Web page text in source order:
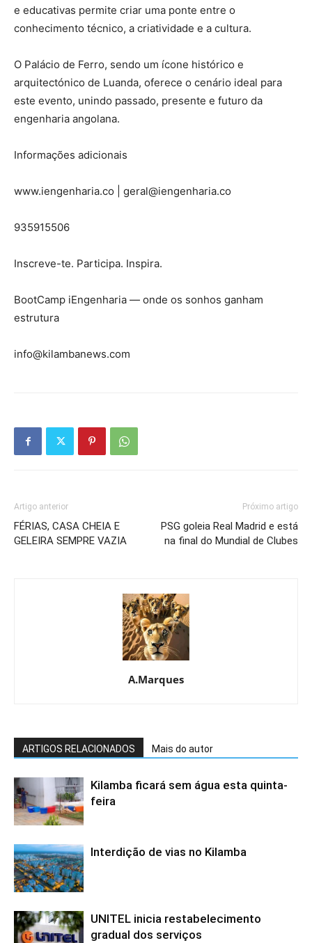
e educativas permite criar uma ponte entre o
conhecimento técnico, a criatividade e a cultura.
O Palácio de Ferro, sendo um ícone histórico e
arquitectónico de Luanda, oferece o cenário ideal para
este evento, unindo passado, presente e futuro da
engenharia angolana.
Informações adicionais
www.iengenharia.co | geral@iengenharia.co
935915506
Inscreve-te. Participa. Inspira.
BootCamp iEngenharia — onde os sonhos ganham
estrutura
info@kilambanews.com
Artigo anterior
FÉRIAS, CASA CHEIA E
GELEIRA SEMPRE VAZIA
Próximo artigo
PSG goleia Real Madrid e está
na final do Mundial de Clubes
A.Marques
ARTIGOS RELACIONADOS Mais do autor
Kilamba ficará sem água esta quinta-
feira
Interdição de vias no Kilamba
UNITEL inicia restabelecimento
gradual dos serviços